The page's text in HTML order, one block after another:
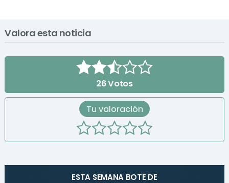
Valora esta noticia
26Votos
Tu valoración
ESTA SEMANA BOTE DE